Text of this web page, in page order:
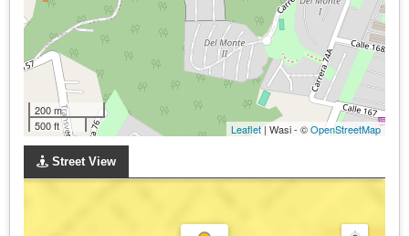
200 m
500 ft
Leaflet | Wasi - ©OpenStreetMap
Street View